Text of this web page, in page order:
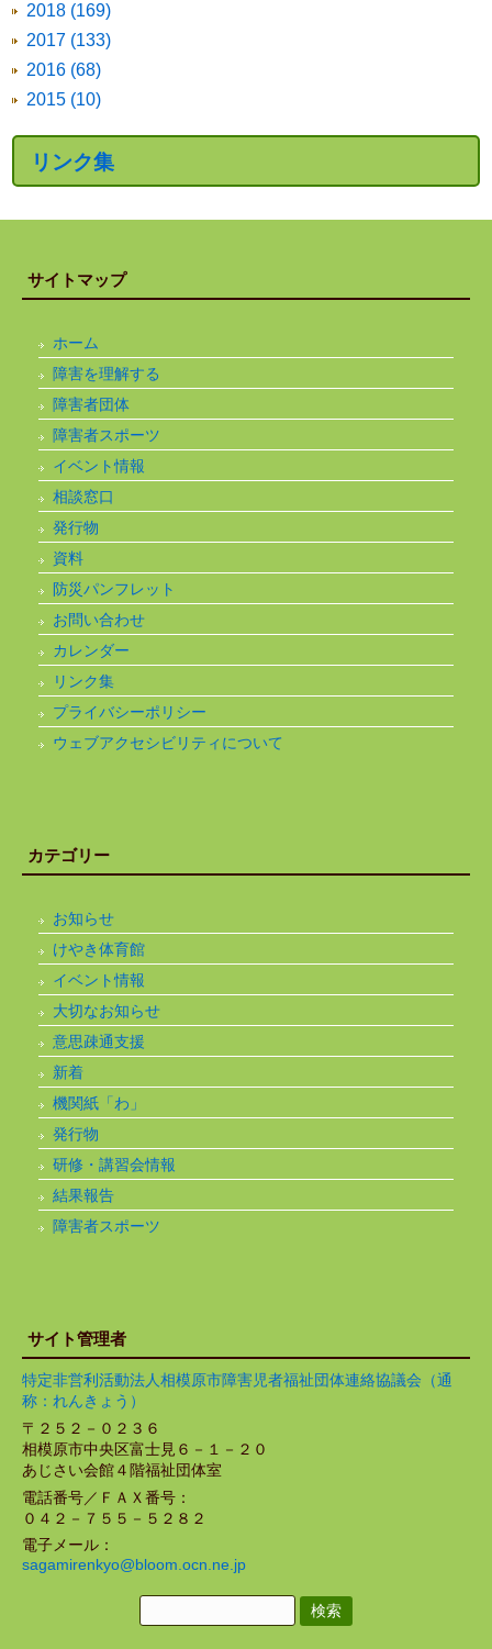
2018 (169)
2017 (133)
2016 (68)
2015 (10)
リンク集
サイトマップ
ホーム
障害を理解する
障害者団体
障害者スポーツ
イベント情報
相談窓口
発行物
資料
防災パンフレット
お問い合わせ
カレンダー
リンク集
プライバシーポリシー
ウェブアクセシビリティについて
カテゴリー
お知らせ
けやき体育館
イベント情報
大切なお知らせ
意思疎通支援
新着
機関紙「わ」
発行物
研修・講習会情報
結果報告
障害者スポーツ
サイト管理者
特定非営利活動法人相模原市障害児者福祉団体連絡協議会（通
称：れんきょう）
〒２５２－０２３６
相模原市中央区富士見６－１－２０
あじさい会館４階福祉団体室
電話番号／ＦＡＸ番号：
０４２－７５５－５２８２
電子メール：
sagamirenkyo@bloom.ocn.ne.jp
検
索: